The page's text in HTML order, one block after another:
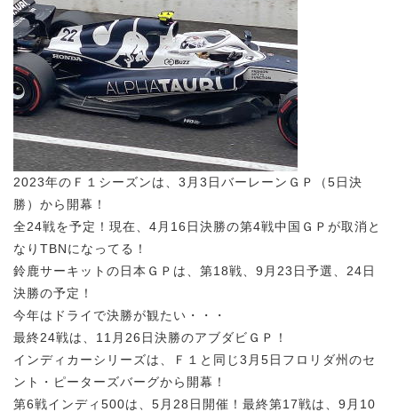
2023年のＦ１シーズンは、3月3日バーレーンＧＰ（5日決
勝）から開幕！
全24戦を予定！現在、4月16日決勝の第4戦中国ＧＰが取消と
なりTBNになってる！
鈴鹿サーキットの日本ＧＰは、第18戦、9月23日予選、24日
決勝の予定！
今年はドライで決勝が観たい・・・
最終24戦は、11月26日決勝のアブダビＧＰ！
インディカーシリーズは、Ｆ１と同じ3月5日フロリダ州のセ
ント・ピーターズバーグから開幕！
第6戦インディ500は、5月28日開催！最終第17戦は、9月10